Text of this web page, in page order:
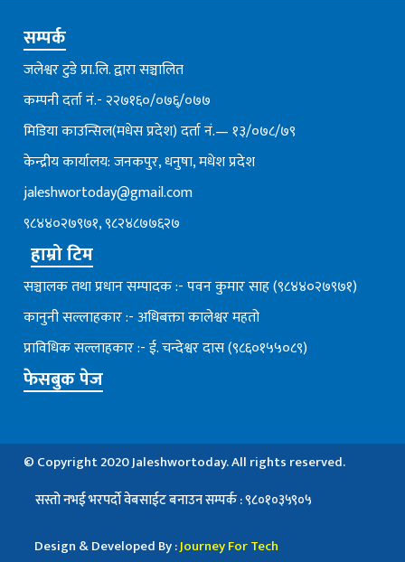
सम्पर्क
जलेश्वर टुडे प्रा.लि. द्वारा सञ्चालित
कम्पनी दर्ता नं.- २२७१६०/०७६्/०७७
मिडिया काउन्सिल(मधेस प्रदेश) दर्ता नं.— १३/०७८/७९
केन्द्रीय कार्यालय: जनकपुर, धनुषा, मधेश प्रदेश
jaleshwortoday@gmail.com
९८४४०२७९७१, ९८२४८७७६२७
हाम्रो टिम
सञ्चालक तथा प्रधान सम्पादक :- पवन कुमार साह (९८४४०२७९७१)
कानुनी सल्लाहकार :- अधिबक्ता कालेश्वर महतो
प्राविधिक सल्लाहकार :- ई. चन्देश्वर दास (९८६०१५५०८९)
फेसबुक पेज
© Copyright 2020 Jaleshwortoday. All rights reserved.
नभई भरपर्दाे वेबसाईट बनाउन सम्पर्क : ९८०१०३५९०५
Design & Developed By :Journey For Tech